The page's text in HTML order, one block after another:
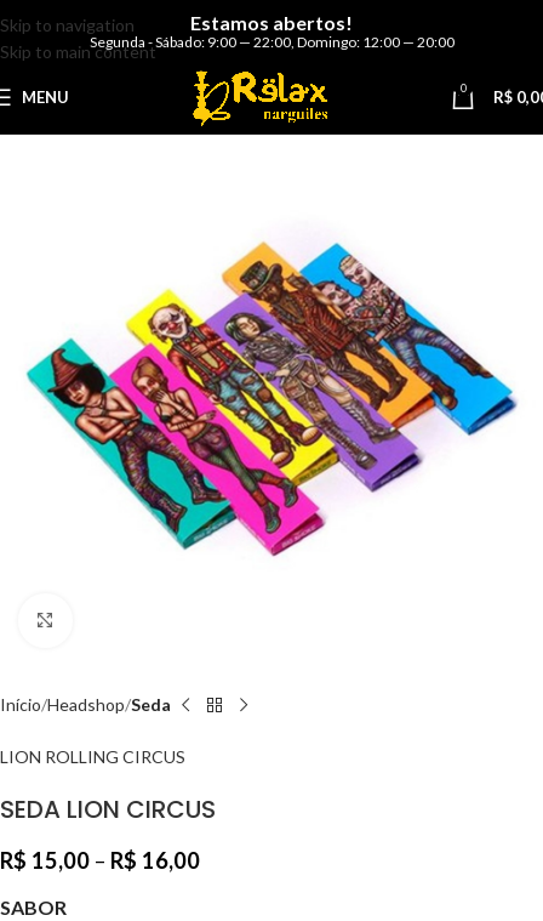
Skip to navigation
Skip to main content
Estamos abertos!
Segunda - Sábado: 9:00 — 22:00, Domingo: 12:00 — 20:00
MENU 0 R$
Início Headshop Seda
LION ROLLING CIRCUS
SEDA LION CIRCUS
R$ 15,00 – R$ 16,00
SABOR